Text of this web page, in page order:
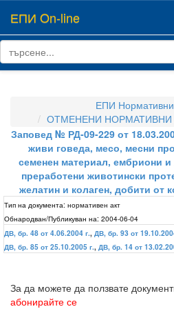
ЕПИ On-line
ЕПИ Нормативни
ОТМЕНЕНИ НОРМАТИВНИ
Заповед № РД-09-229 от
живи говеда, месо, месни
семенен материал, ембриони и
преработени животински
желатин и колаген, добити
Тип на документа: нормативен акт
Обнародван/Публикуван на: 2004-06-04
ДВ, бр. 48 от 4.06.2004 г., ДВ, бр. 93 от
ДВ, бр. 85 от 25.10.2005 г., ДВ, бр. 14 от
За да можете да ползвате
абонирайте се